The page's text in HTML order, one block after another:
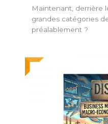
Maintenant, derrière
grandes catégories
préalablement ?